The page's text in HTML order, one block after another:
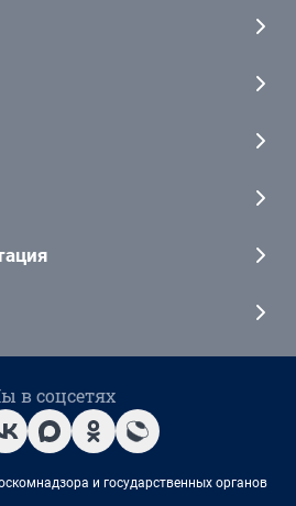
в соцсетях
и государственных органов